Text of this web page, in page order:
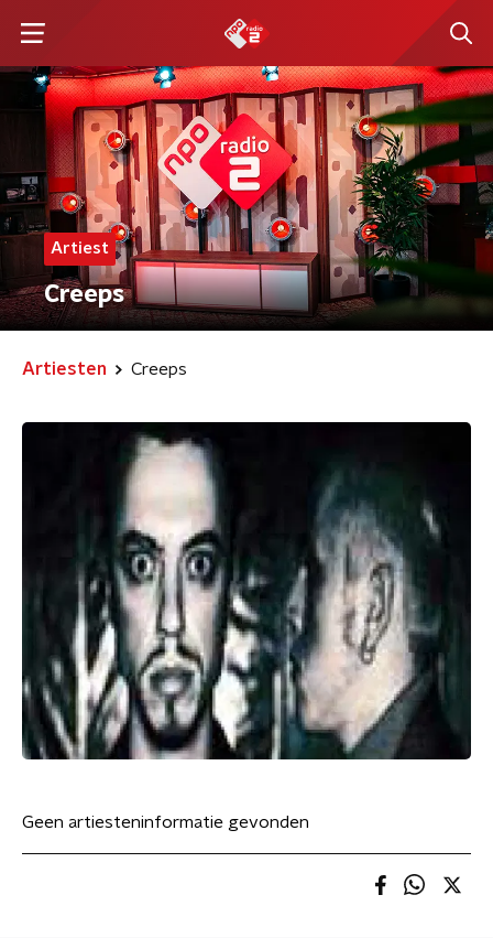
Artiest
Creeps
Artiesten Creeps
Geen artiesteninformatie gevonden